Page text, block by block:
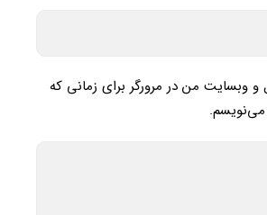
و وبسایت من در مرورگر برای زمانی که
می‌نویسم.